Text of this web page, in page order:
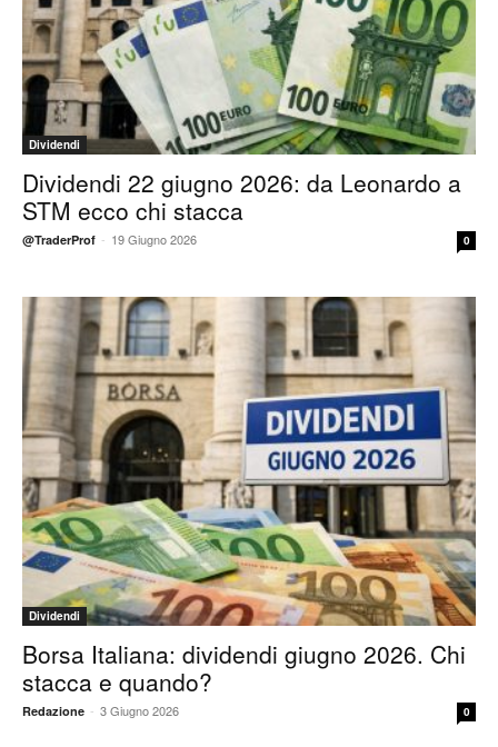
Dividendi
Dividendi 22 giugno 2026: da Leonardo a
STM ecco chi stacca
@TraderProf - 19 Giugno 2026 0
Dividendi
Borsa Italiana: dividendi giugno 2026. Chi
stacca e quando?
Redazione - 3 Giugno 2026 0